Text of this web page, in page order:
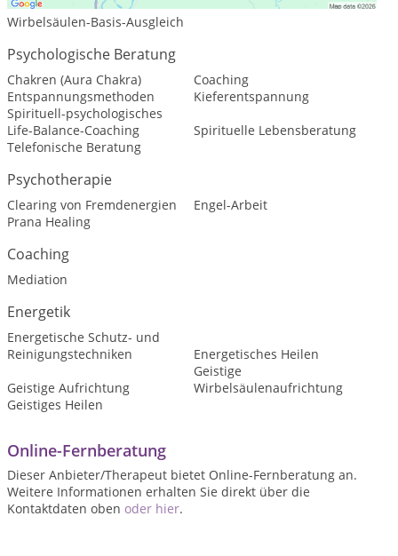
Wirbelsäulen-Basis-Ausgleich
Psychologische Beratung
Chakren (Aura Chakra)
Coaching
Entspannungsmethoden
Kieferentspannung
Spirituell-psychologisches
Life-Balance-Coaching
Spirituelle Lebensberatung
Telefonische Beratung
Psychotherapie
Clearing von Fremdenergien
Engel-Arbeit
Prana Healing
Coaching
Mediation
Energetik
Energetische Schutz- und
Reinigungstechniken
Energetisches Heilen
Geistige Aufrichtung
Geistige
Wirbelsäulenaufrichtung
Geistiges Heilen
Online-Fernberatung
Dieser Anbieter/Therapeut bietet Online-Fernberatung an.
Weitere Informationen erhalten Sie direkt über die
Kontaktdaten oben oder hier.